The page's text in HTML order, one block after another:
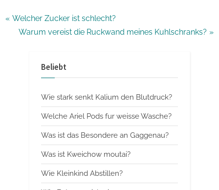
Beitragsnavigation
P
Welcher Zucker ist schlecht?
N
Warum vereist die Ruckwand meines Kuhlschranks?
Beliebt
Wie stark senkt Kalium den Blutdruck?
Welche Ariel Pods fur weisse Wasche?
Was ist das Besondere an Gaggenau?
Was ist Kweichow moutai?
Wie Kleinkind Abstillen?